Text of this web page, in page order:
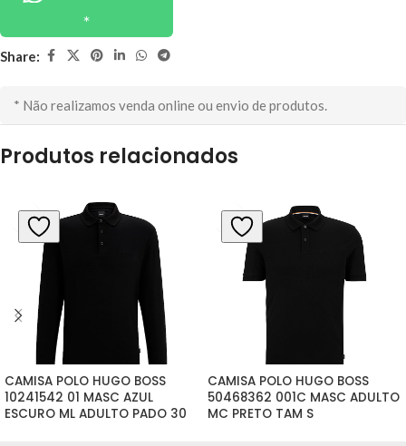
Share:
* Não realizamos venda online ou envio de produtos.
Produtos relacionados
CAMISA POLO HUGO BOSS
10241542 01 MASC AZUL
ESCURO ML ADULTO PADO 30
CAMISA POLO HUGO BOSS
50468362 001C MASC ADULTO
MC PRETO TAM S